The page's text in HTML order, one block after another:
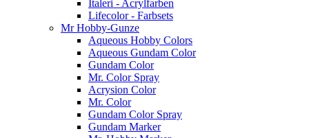
Italeri - Acrylfarben
Lifecolor - Farbsets
Mr Hobby-Gunze
Aqueous Hobby Colors
Aqueous Gundam Color
Gundam Color
Mr. Color Spray
Acrysion Color
Mr. Color
Gundam Color Spray
Gundam Marker